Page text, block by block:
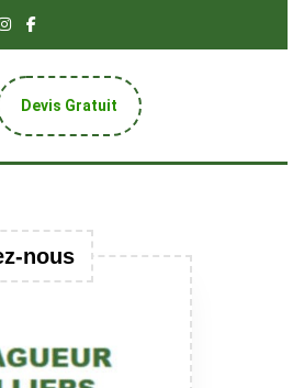
Devis Gratuit Get
A
nous